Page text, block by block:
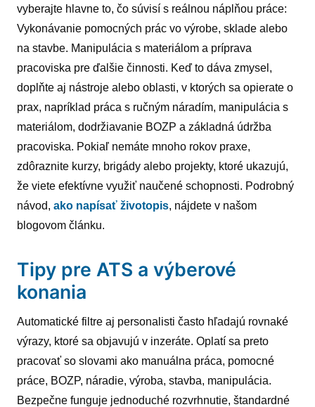
vyberajte hlavne to, čo súvisí s reálnou náplňou práce:
Vykonávanie pomocných prác vo výrobe, sklade alebo
na stavbe. Manipulácia s materiálom a príprava
pracoviska pre ďalšie činnosti. Keď to dáva zmysel,
doplňte aj nástroje alebo oblasti, v ktorých sa opierate o
prax, napríklad práca s ručným náradím, manipulácia s
materiálom, dodržiavanie BOZP a základná údržba
pracoviska. Pokiaľ nemáte mnoho rokov praxe,
zdôraznite kurzy, brigády alebo projekty, ktoré ukazujú,
že viete efektívne využiť naučené schopnosti. Podrobný
návod, ako napísať životopis, nájdete v našom
blogovom článku.
Tipy pre ATS a výberové
konania
Automatické filtre aj personalisti často hľadajú rovnaké
výrazy, ktoré sa objavujú v inzeráte. Oplatí sa preto
pracovať so slovami ako manuálna práca, pomocné
práce, BOZP, náradie, výroba, stavba, manipulácia.
Bezpečne funguje jednoduché rozvrhnutie, štandardné